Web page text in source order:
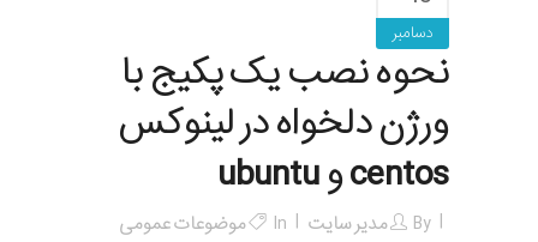
دسامبر
نحوه نصب یک پکیج با
ورژن دلخواه در لینوکس
centos و ubuntu
By مدیر سایت In
موضوعات عمومی